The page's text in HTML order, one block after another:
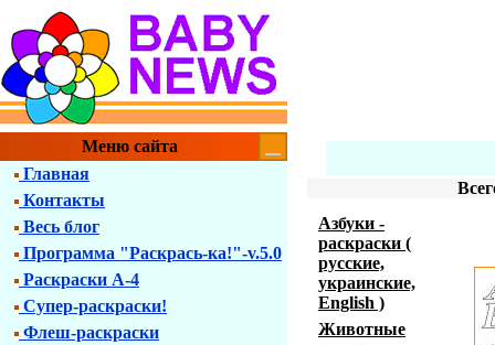
Меню сайта
Главная
Контакты
Весь блог
Программа "Раскрась-ка!"-v.5.0
Раскраски А-4
Супер-раскраски!
Флеш-раскраски
Азбуки -
раскраски (
русские,
украинские,
English )
Животные